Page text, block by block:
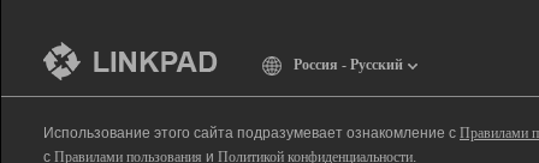
Россия - Русский
Использование этого сайта подразумевает ознакомление с Правилами
с Правилами пользования и Политикой конфиденциальности.